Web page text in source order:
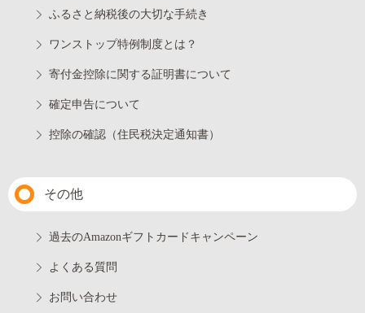
ふるさと納税後の大切な手続き
ワンストップ特例制度とは？
寄付金控除に関する証明書について
確定申告について
控除の確認（住民税決定通知書）
その他
過去のAmazonギフトカードキャンペーン
よくある質問
お問い合わせ